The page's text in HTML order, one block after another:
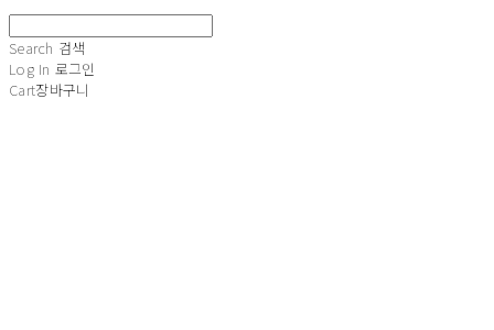
Search 검색
Log In 로그인
Cart장바구니